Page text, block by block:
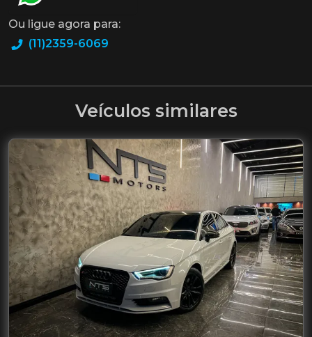
Ou ligue agora para:
(11)2359-6069
Veículos similares